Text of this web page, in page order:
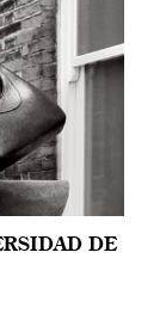
DE